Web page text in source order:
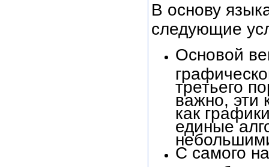
В основу
следующие
Основой
третьего
важно, эти
как
единые
С самого